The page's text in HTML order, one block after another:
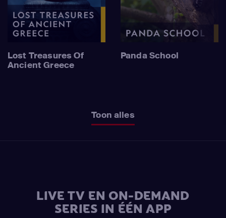
Lost Treasures Of
Ancient Greece
Panda School
Toon alles
LIVE TV EN ON-DEMAND
SERIES IN ÉÉN APP